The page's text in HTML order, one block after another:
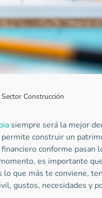
Sector Construcción
siempre será la mejor
construir un
conforme pasan
es importante
lo que más te conviene,
gustos, necesidades y